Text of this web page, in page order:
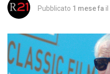
Pubblicato 1 mese fa il